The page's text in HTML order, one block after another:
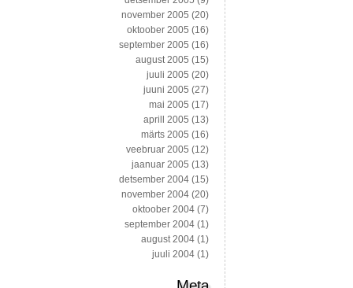
november 2005 (20)
oktoober 2005 (16)
september 2005 (16)
august 2005 (15)
juuli 2005 (20)
juuni 2005 (27)
mai 2005 (17)
aprill 2005 (13)
märts 2005 (16)
veebruar 2005 (12)
jaanuar 2005 (13)
detsember 2004 (15)
november 2004 (20)
oktoober 2004 (7)
september 2004 (1)
august 2004 (1)
juuli 2004 (1)